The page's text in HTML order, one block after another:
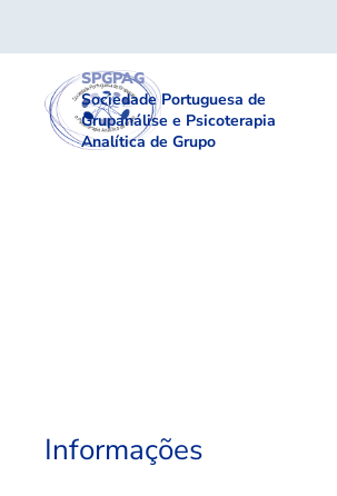
SPGPAG
Sociedade Portuguesa de
Grupanálise e Psicoterapia
Analítica de Grupo
Informações